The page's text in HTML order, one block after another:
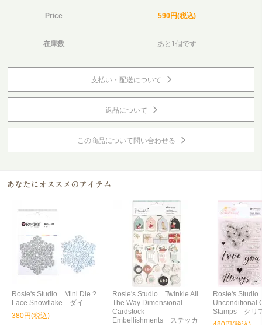
Price 590円(税込)
在庫数 あと1個です
支払い・配送について
返品について
この商品について問い合わせる
Rosie's Studio Mini Die ?
Lace Snowflake ダイ
380円(税込)
Rosie's Studio Twinkle All
The Way Dimensional
Cardstock
Embellishments ステッカ
Rosie's
Unconditional
Stamps クリ